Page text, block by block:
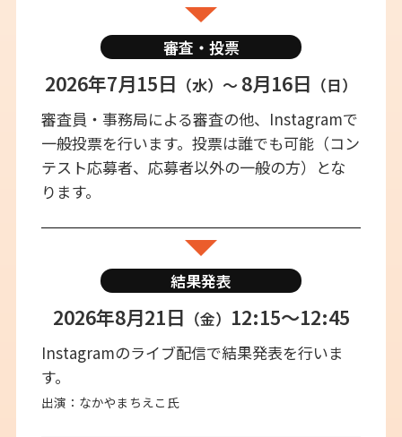
審査・投票
2026年7月15日 （水）〜 8月16日 （日）
審査員・事務局による審査の他、Instagramで
一般投票を行います。投票は誰でも可能（コン
テスト応募者、応募者以外の一般の方）とな
ります。
結果発表
2026年8月21日 （金） 12:15～12:45
Instagramのライブ配信で結果発表を行いま
す。
出演：なかやまちえこ氏